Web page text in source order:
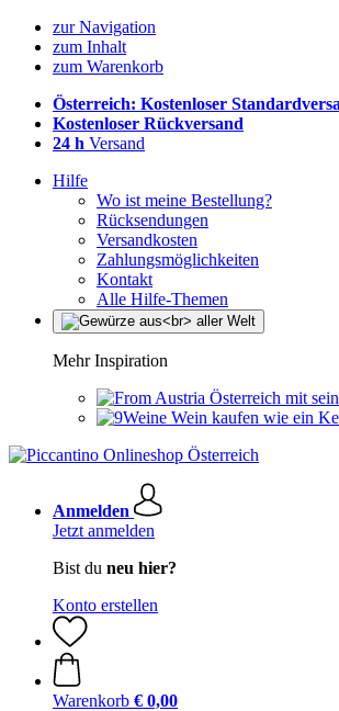
zur Navigation
zum Inhalt
zum Warenkorb
Österreich: Kostenloser
Kostenloser Rückversand
24 h Versand
Hilfe
Wo ist meine Bestellung?
Rücksendungen
Versandkosten
Zahlungsmöglichkeiten
Kontakt
Alle Hilfe-Themen
Mehr Inspiration
Österreich mit
Wein kaufen wie ein
Anmelden
Jetzt anmelden
Bist du neu hier?
Konto erstellen
Warenkorb € 0,00